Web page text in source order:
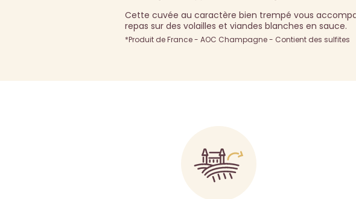
Cette cuvée au caractère bien trempé vous
repas sur des volailles et viandes blanches en sauce.
*Produit de France - AOC Champagne - Contient des sulfites